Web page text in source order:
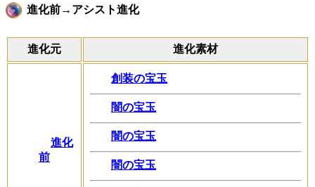
進化前→アシスト進化
進化元 進化素材
進化
前
創装の宝玉
闇の宝玉
闇の宝玉
闇の宝玉